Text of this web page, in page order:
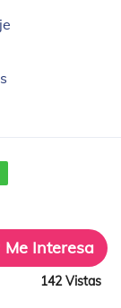
Me Interesa
142 Vistas